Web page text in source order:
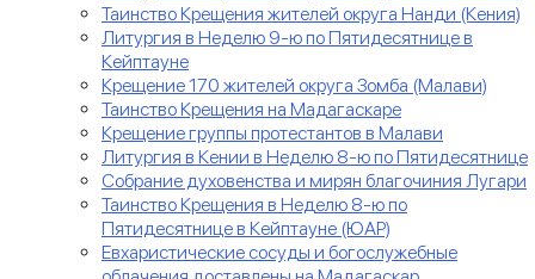
Таинство Крещения жителей округа Нанди (Кения)
Литургия в Неделю 9-ю по Пятидесятнице в
Кейптауне
Крещение 170 жителей округа Зомба (Малави)
Таинство Крещения на Мадагаскаре
Крещение группы протестантов в Малави
Литургия в Кении в Неделю 8-ю по Пятидесятнице
Собрание духовенства и мирян благочиния Лугари
Таинство Крещения в Неделю 8-ю по
Пятидесятнице в Кейптауне (ЮАР)
Евхаристические сосуды и богослужебные